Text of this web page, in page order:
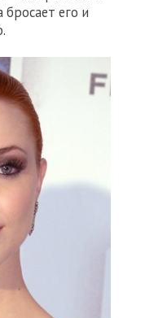
его и